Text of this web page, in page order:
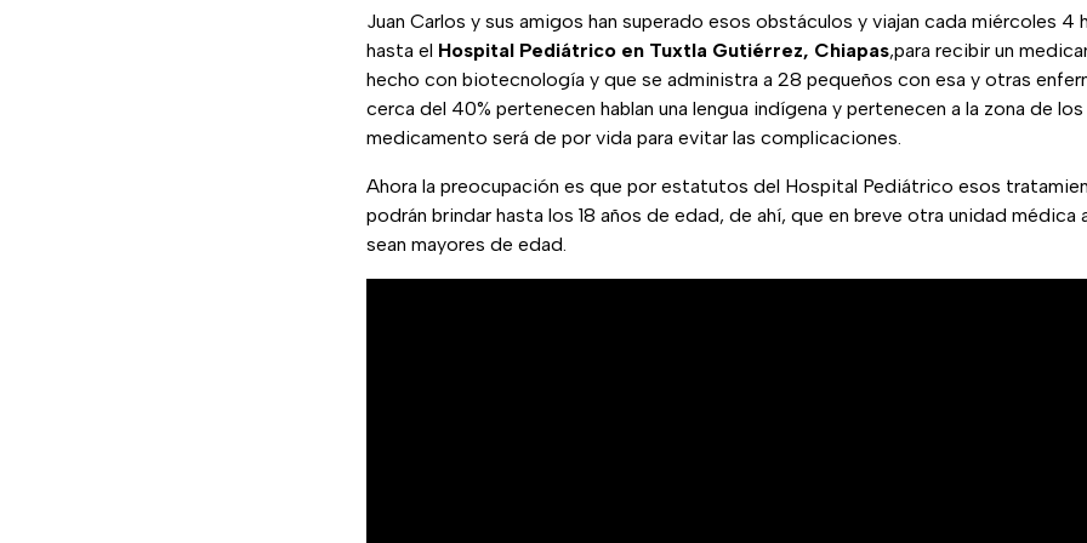
Juan Carlos y sus amigos han superado esos obstáculos y viajan cada miércoles 4
hasta el Hospital Pediátrico en Tuxtla Gutiérrez, Chiapas,para recibir un
hecho con biotecnología y que se administra a 28 pequeños con esa y otras
cerca del 40% pertenecen hablan una lengua indígena y pertenecen a la zona de
medicamento será de por vida para evitar las complicaciones.
Ahora la preocupación es que por estatutos del Hospital Pediátrico esos
podrán brindar hasta los 18 años de edad, de ahí, que en breve otra unidad médica
sean mayores de edad.